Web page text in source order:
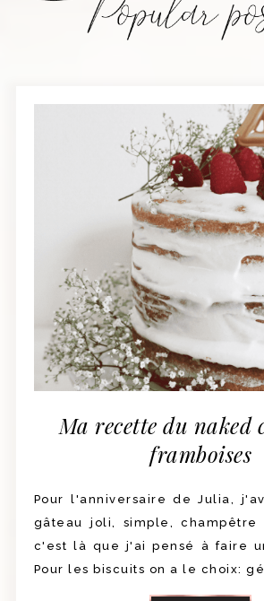
Ma recette du naked
framboises
Pour l'anniversaire de Julia,
gâteau joli, simple, champêtre
c'est là que j'ai pensé à faire
Pour les biscuits on a le choix: